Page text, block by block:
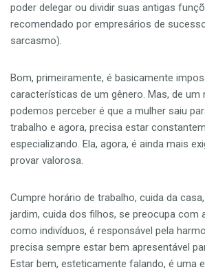
poder delegar ou dividir suas antigas
recomendado por empresários de
sarcasmo).
Bom, primeiramente, é basicamente
características de um gênero. Mas, de um
podemos perceber é que a mulher saiu
trabalho e agora, precisa estar
especializando. Ela, agora, é ainda mais
provar valorosa.
Cumpre horário de trabalho, cuida da
jardim, cuida dos filhos, se preocupa com
como indivíduos, é responsável pela
precisa sempre estar bem apresentável
Estar bem, esteticamente falando, é uma